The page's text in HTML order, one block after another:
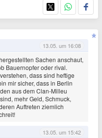
13.05. um 16:08
Sachen anschaut,
Bauernopfer oder rival.
dass sind heftige
mir sicher, dass in Berlin
aus dem Clan-Milleu
mehr Geld, Schmuck,
Auftreten ziemlich
13.05. um 15:42